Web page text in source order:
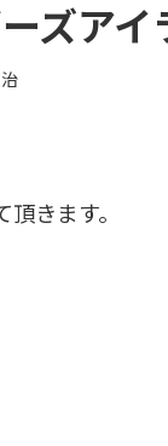
ズア
きます。